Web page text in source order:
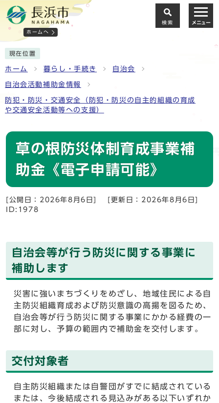
ホームへ
検索 メニュー
現在位置
ホーム 暮らし・手続き 自治会
自治会活動補助金情報
防犯・防災・交通安全（防犯・防災の自主的組織の育成
や交通安全活動等への支援）
草の根防災体制育成事業補
助金《電子申請可能》
[公開日：2026年8月6日]
[更新日：2026年8月6日]
ID:1978
自治会等が行う防災に関する事業に
補助します
災害に強いまちづくりをめざし、地域住民による自
主防災組織育成および防災意識の高揚を図るため、
自治会等が行う防災に関する事業にかかる経費の一
部に対し、予算の範囲内で補助金を交付します。
交付対象者
自主防災組織または自警団がすでに結成されている
または、今後結成される見込みがある以下いずれか